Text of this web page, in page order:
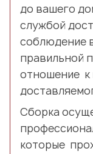
до вашего
службой
соблюдение
правильной
отношение к
Сборка
которые